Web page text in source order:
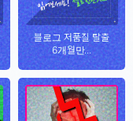
블로그 저품질 탈출
6개월만...